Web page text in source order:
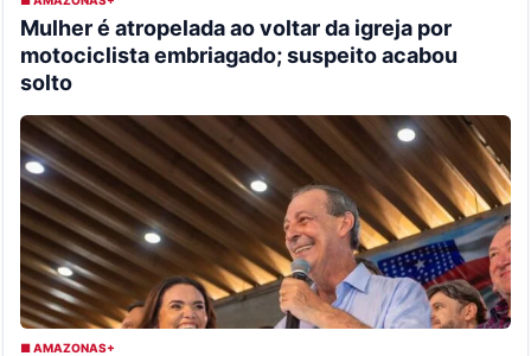
Mulher é atropelada ao voltar da igreja por
motociclista embriagado; suspeito acabou
solto
■ AMAZONAS+